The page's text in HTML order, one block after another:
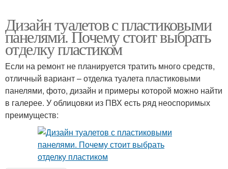
Дизайн туалетов с пластиковыми
панелями. Почему стоит выбрать
отделку пластиком
Если на ремонт не планируется тратить много средств,
отличный вариант ­­­– отделка туалета пластиковыми
панелями, фото, дизайн и примеры которой можно найти
в галерее. У облицовки из ПВХ есть ряд неоспоримых
преимуществ: